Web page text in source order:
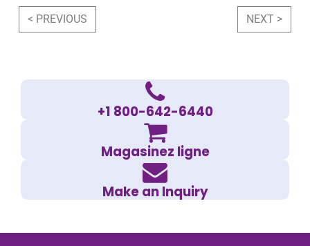
Navigation
< PREVIOUS NEXT >
+1 800-642-6440
Magasinez ligne
Make an Inquiry